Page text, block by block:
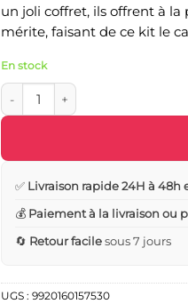
un joli coffret, ils offrent à la
mérite, faisant de ce kit le
En stock
quantité de Pack bonnet
✅ Livraison rapide 24H à
💰 Paiement à la livraison ou
🔄 Retour facilesous 7 jours
UGS : 9920160157530